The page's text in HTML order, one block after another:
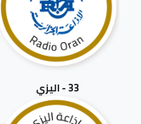
33 - اليزي